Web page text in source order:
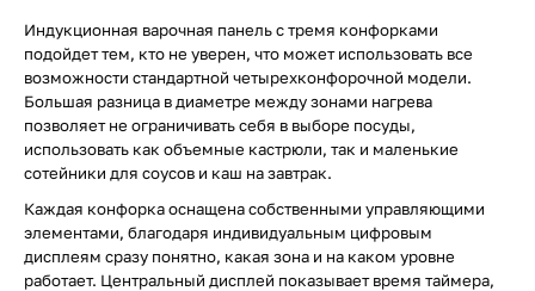
Индукционная варочная панель с тремя конфорками
подойдет тем, кто не уверен, что может использовать все
возможности стандартной четырехконфорочной модели.
Большая разница в диаметре между зонами нагрева
позволяет не ограничивать себя в выборе посуды,
использовать как объемные кастрюли, так и маленькие
сотейники для соусов и каш на завтрак.
Каждая конфорка оснащена собственными управляющими
элементами, благодаря индивидуальным цифровым
дисплеям сразу понятно, какая зона и на каком уровне
работает. Центральный дисплей показывает время таймера,